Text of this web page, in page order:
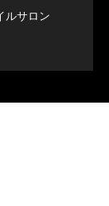
ルサロン